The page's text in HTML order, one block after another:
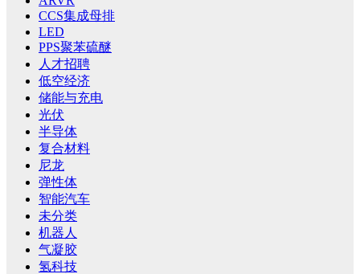
CCS集成母排
LED
PPS聚苯硫醚
人才招聘
低空经济
储能与充电
光伏
半导体
复合材料
尼龙
弹性体
智能汽车
未分类
机器人
气凝胶
氢科技